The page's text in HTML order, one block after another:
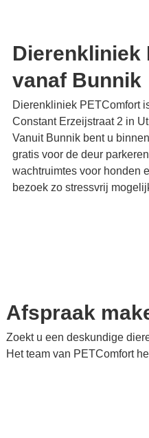
Dierenkliniek
vanaf Bunnik
Dierenkliniek PETComfort
Constant Erzeijstraat 2 in
Vanuit Bunnik bent u
gratis voor de deur
wachtruimtes voor honden
bezoek zo stressvrij
Afspraak
Zoekt u een deskundige
Het team van PETComfort